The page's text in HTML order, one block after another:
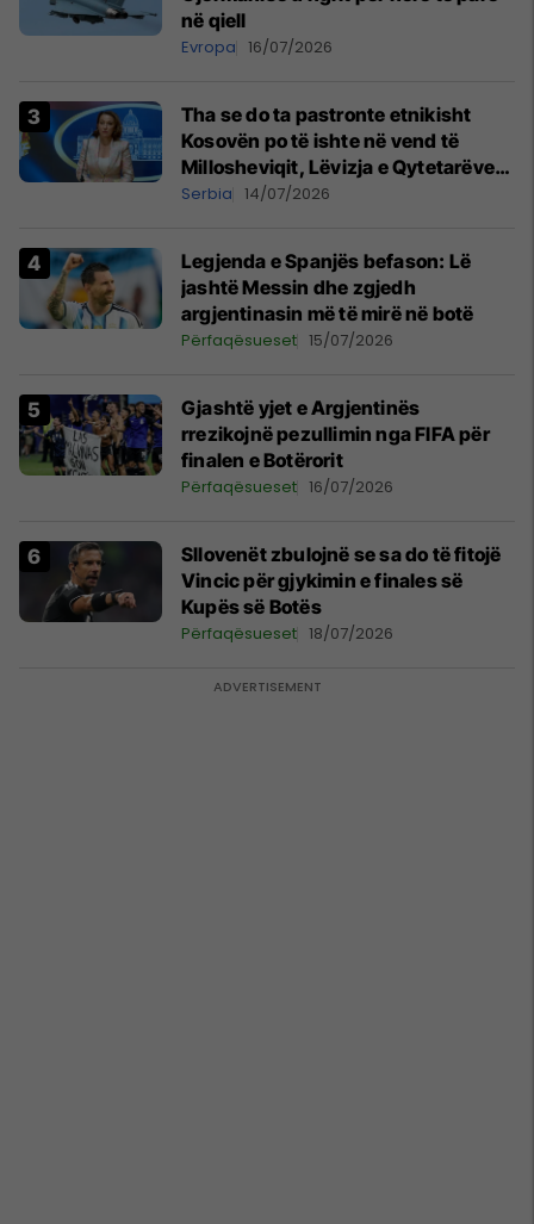
në qiell
Evropa 16/07/2026
Tha se do ta pastronte etnikisht
Kosovën po të ishte në vend të
Millosheviqit, Lëvizja e Qytetarëve
të Lirë në Serbi kërkon shkarkimin e
Serbia 14/07/2026
Legjenda e Spanjës befason: Lë
jashtë Messin dhe zgjedh
argjentinasin më të mirë në botë
Përfaqësueset 15/07/2026
Gjashtë yjet e Argjentinës
rrezikojnë pezullimin nga FIFA për
finalen e Botërorit
Përfaqësueset 16/07/2026
Sllovenët zbulojnë se sa do të fitojë
Vincic për gjykimin e finales së
Kupës së Botës
Përfaqësueset 18/07/2026